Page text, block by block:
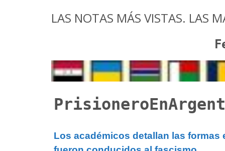
LAS NOTAS MÁS VISTAS. LAS
Los académicos detallan las